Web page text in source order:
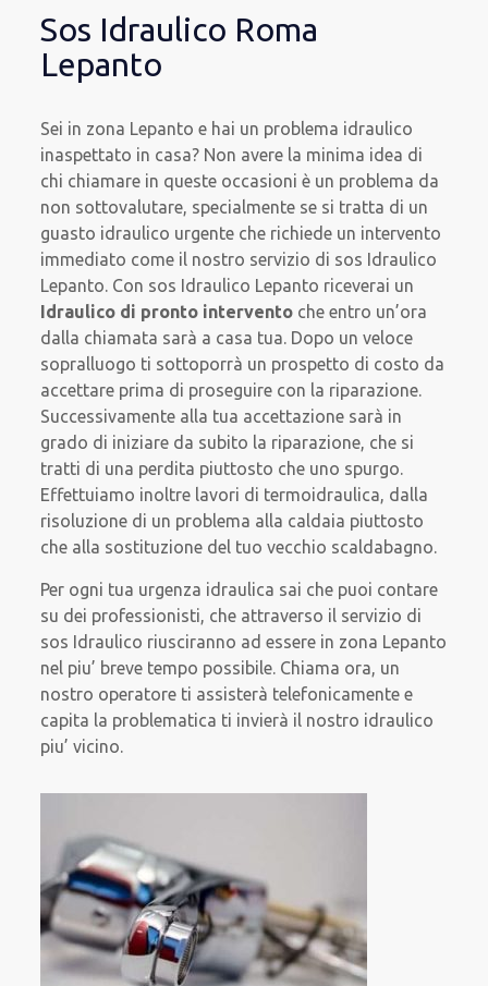
Sos Idraulico Roma
Lepanto
Sei in zona Lepanto e hai un problema idraulico
inaspettato in casa? Non avere la minima idea di
chi chiamare in queste occasioni è un problema da
non sottovalutare, specialmente se si tratta di un
guasto idraulico urgente che richiede un intervento
immediato come il nostro servizio di sos Idraulico
Lepanto. Con sos Idraulico Lepanto riceverai un
Idraulico di pronto intervento che entro un’ora
dalla chiamata sarà a casa tua. Dopo un veloce
sopralluogo ti sottoporrà un prospetto di costo da
accettare prima di proseguire con la riparazione.
Successivamente alla tua accettazione sarà in
grado di iniziare da subito la riparazione, che si
tratti di una perdita piuttosto che uno spurgo.
Effettuiamo inoltre lavori di termoidraulica, dalla
risoluzione di un problema alla caldaia piuttosto
che alla sostituzione del tuo vecchio scaldabagno.
Per ogni tua urgenza idraulica sai che puoi contare
su dei professionisti, che attraverso il servizio di
sos Idraulico riusciranno ad essere in zona Lepanto
nel piu’ breve tempo possibile. Chiama ora, un
nostro operatore ti assisterà telefonicamente e
capita la problematica ti invierà il nostro idraulico
piu’ vicino.